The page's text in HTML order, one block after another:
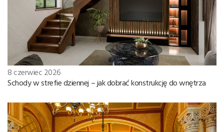
8 czerwiec 2026
Schody w strefie dziennej – jak dobrać konstrukcję do wnętrza